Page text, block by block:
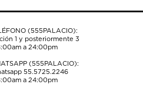
(555PALACIO):
1 y posteriormente 3
a 24:00pm
(555PALACIO):
55.5725.2246
a 24:00pm